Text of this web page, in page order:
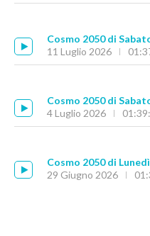
Cosmo 2050 di
11 Luglio 2026
Cosmo 2050 di
4 Luglio 2026
Cosmo 2050 di
29 Giugno 2026